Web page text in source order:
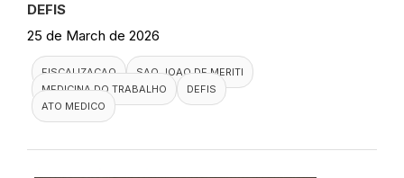
DEFIS
25 de March de 2026
FISCALIZACAO
SAO JOAO DE MERITI
MEDICINA DO TRABALHO
DEFIS
ATO MEDICO